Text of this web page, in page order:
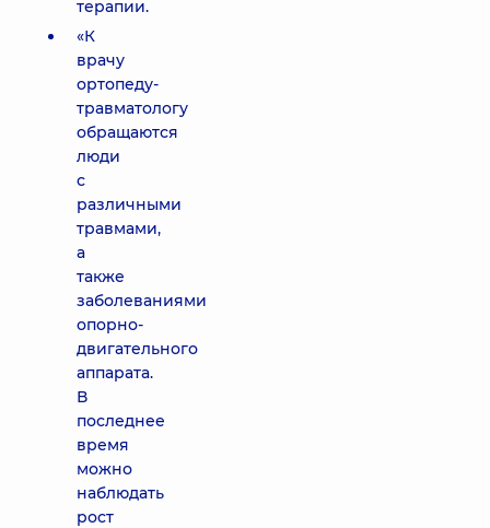
терапии.
«К
врачу
ортопеду-
травматологу
обращаются
люди
с
различными
травмами,
а
также
заболеваниями
опорно-
двигательного
аппарата.
В
последнее
время
можно
наблюдать
рост